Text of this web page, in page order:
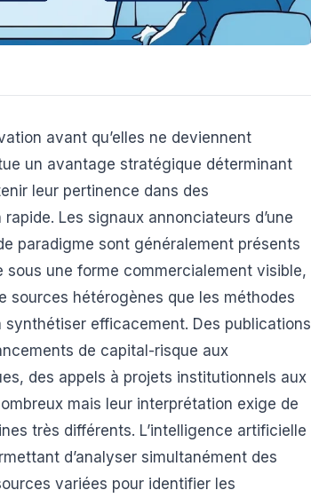
avant qu’elles ne deviennent
un avantage stratégique déterminant
leur pertinence dans des
Les signaux annonciateurs d’une
paradigme sont généralement présents
une forme commercialement visible,
sources hétérogènes que les méthodes
efficacement. Des publications
de capital-risque aux
des appels à projets institutionnels aux
mais leur interprétation exige de
très différents. L’intelligence artificielle
d’analyser simultanément des
variées pour identifier les